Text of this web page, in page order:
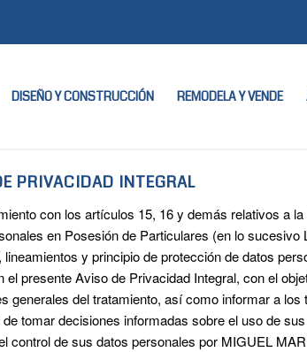
DISEÑO Y CONSTRUCCIÓN REMODELA Y VENDE
PRIVACIDAD INTEGRAL
con los artículos 15, 16 y demás relativos a
en Posesión de Particulares (en lo sucesivo
lineamientos y principio de protección de datos
el presente Aviso de Privacidad Integral, con el
generales del tratamiento, así como informar a los
de tomar decisiones informadas sobre el uso de
control de sus datos personales por MIGUEL